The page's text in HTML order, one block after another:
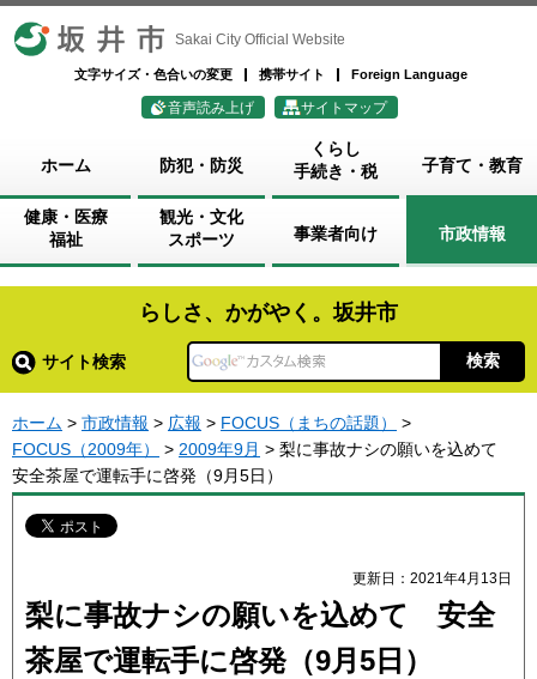
坂井市 Sakai City Official Website
文字サイズ・色合いの変更 携帯サイト Foreign Language
音声読み上げ サイトマップ
ホーム 防犯・防災
くらし
手続き・税
子育て・教育
健康・医療
福祉
観光・文化
スポーツ
事業者向け 市政情報
らしさ、かがやく。坂井市
サイト検索
ホーム > 市政情報 > 広報 > FOCUS（まちの話題）
>
FOCUS（2009年）
> 2009年9月 > 梨に事故ナシの願いを込めて
安全茶屋で運転手に啓発（9月5日）
更新日：2021年4月13日
梨に事故ナシの願いを込めて 安全
茶屋で運転手に啓発（9月5日）